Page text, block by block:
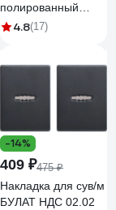
полированный
хром/матовый
4.8(17)
-14%
409 ₽475 ₽
Накладка для сув/м
БУЛАТ НДС 02.02